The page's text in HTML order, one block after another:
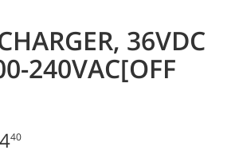
36VDC
240VAC[OFF
40